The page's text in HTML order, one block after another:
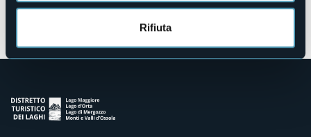
Rifiuta